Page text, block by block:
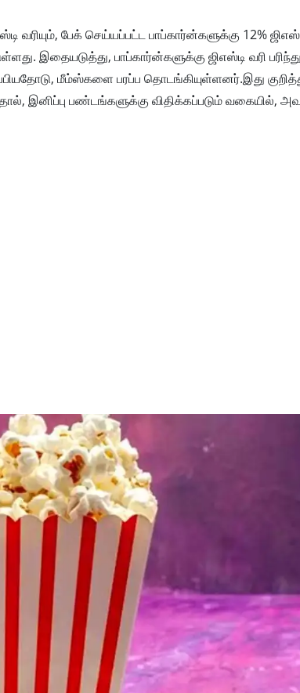
வரியும், பேக் செய்யப்பட்ட பாப்கார்ன்களுக்கு 12%
இதையடுத்து, பாப்கார்ன்களுக்கு ஜிஎஸ்டி வரி
மீம்ஸ்களை பரப்ப தொடங்கியுள்ளனர்.இது
இனிப்பு பண்டங்களுக்கு விதிக்கப்படும் வகையில்,